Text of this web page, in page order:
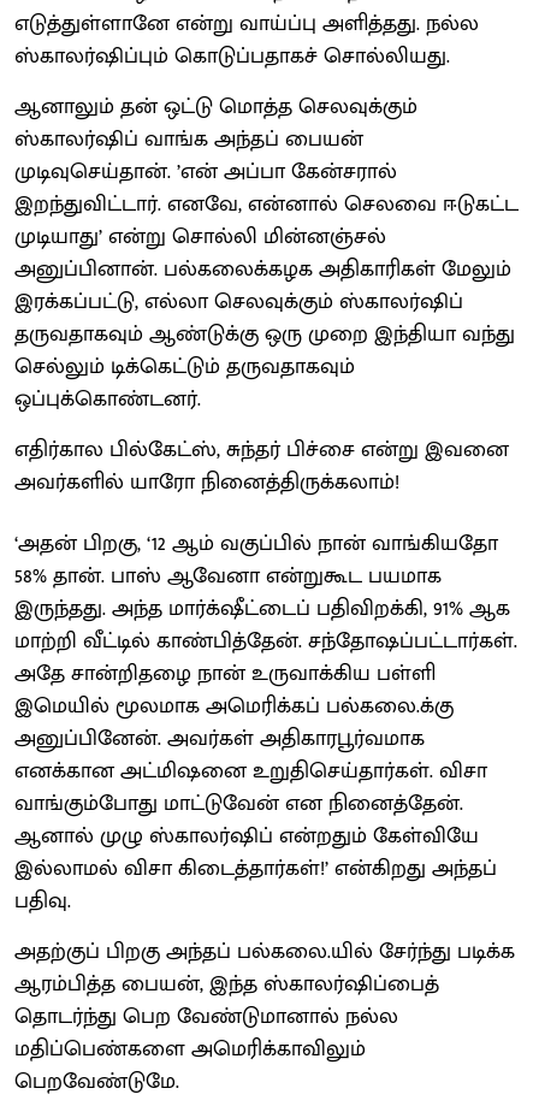
எடுத்துள்ளானே என்று வாய்ப்பு அளித்தது. நல்ல
ஸ்காலர்ஷிப்பும் கொடுப்பதாகச் சொல்லியது.
ஆனாலும் தன் ஒட்டு மொத்த செலவுக்கும்
ஸ்காலர்ஷிப் வாங்க அந்தப் பையன்
முடிவுசெய்தான். ’என் அப்பா கேன்சரால்
இறந்துவிட்டார். எனவே, என்னால் செலவை ஈடுகட்ட
முடியாது’ என்று சொல்லி மின்னஞ்சல்
அனுப்பினான். பல்கலைக்கழக அதிகாரிகள் மேலும்
இரக்கப்பட்டு, எல்லா செலவுக்கும் ஸ்காலர்ஷிப்
தருவதாகவும் ஆண்டுக்கு ஒரு முறை இந்தியா வந்து
செல்லும் டிக்கெட்டும் தருவதாகவும்
ஒப்புக்கொண்டனர்.
எதிர்கால பில்கேட்ஸ், சுந்தர் பிச்சை என்று இவனை
அவர்களில் யாரோ நினைத்திருக்கலாம்!
‘அதன் பிறகு, ‘12 ஆம் வகுப்பில் நான் வாங்கியதோ
58% தான். பாஸ் ஆவேனா என்றுகூட பயமாக
இருந்தது. அந்த மார்க்‌ஷீட்டைப் பதிவிறக்கி, 91% ஆக
மாற்றி வீட்டில் காண்பித்தேன். சந்தோஷப்பட்டார்கள்.
அதே சான்றிதழை நான் உருவாக்கிய பள்ளி
இமெயில் மூலமாக அமெரிக்கப் பல்கலை.க்கு
அனுப்பினேன். அவர்கள் அதிகாரபூர்வமாக
எனக்கான அட்மிஷனை உறுதிசெய்தார்கள். விசா
வாங்கும்போது மாட்டுவேன் என நினைத்தேன்.
ஆனால் முழு ஸ்காலர்ஷிப் என்றதும் கேள்வியே
இல்லாமல் விசா கிடைத்தார்கள்!’ என்கிறது அந்தப்
பதிவு.
அதற்குப் பிறகு அந்தப் பல்கலை.யில் சேர்ந்து படிக்க
ஆரம்பித்த பையன், இந்த ஸ்காலர்ஷிப்பைத்
தொடர்ந்து பெற வேண்டுமானால் நல்ல
மதிப்பெண்களை அமெரிக்காவிலும்
பெறவேண்டுமே.